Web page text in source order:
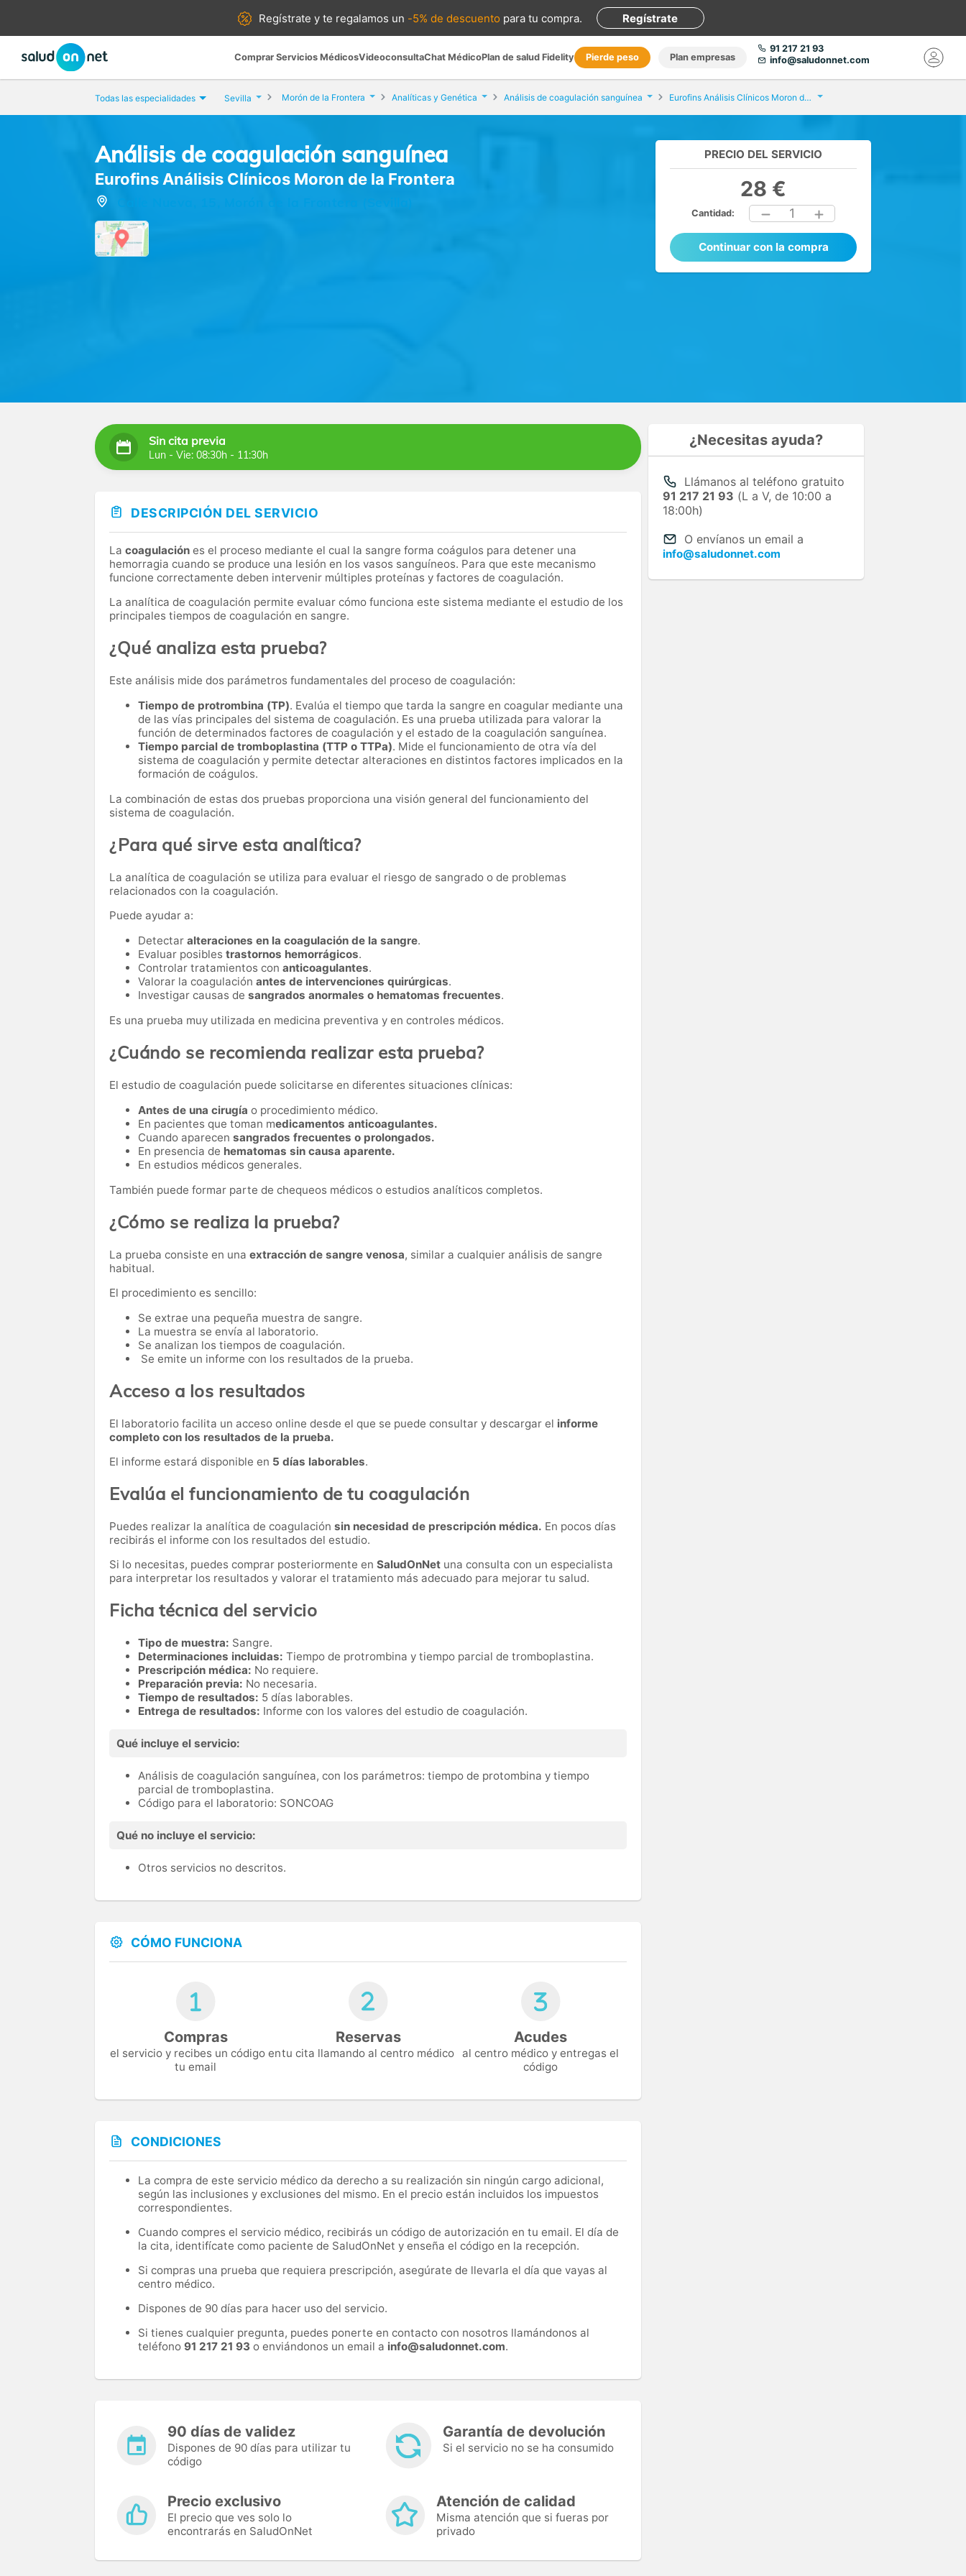
Regístrate yte regalamos un -5% de descuento para tu compra. Regístrate
Comprar Servicios MédicosVideoconsultaChat MédicoPlan de salud Fidelity Pierde peso Plan empresas
91 217 21 93
info@saludonnet.com
Todas las especialidades Sevilla Morón de la Frontera Analíticas y Genética Análisis de coagulación sanguínea Eurofins Análisis Clínicos Moron de la Frontera
Análisis de coagulación sanguínea
Eurofins Análisis Clínicos Moron de la Frontera
PRECIO DEL SERVICIO
28 €
Cantidad: 1
Continuar con la compra
Sin cita previa
Lun - Vie: 08:30h - 11:30h
DESCRIPCIÓN DEL SERVICIO
La coagulación es el proceso mediante el cual la sangre forma coágulos para detener una
hemorragia cuando se produce una lesión en los vasos sanguíneos. Para que este mecanismo
funcione correctamente deben intervenir múltiples proteínas y factores de coagulación.
La analítica de coagulación permite evaluar cómo funciona este sistema mediante el estudio de los
principales tiempos de coagulación en sangre.
¿Qué analiza esta prueba?
Este análisis mide dos parámetros fundamentales del proceso de coagulación:
Tiempo de protrombina (TP). Evalúa el tiempo que tarda la sangre en coagular mediante una
de las vías principales del sistema de coagulación. Es una prueba utilizada para valorar la
función de determinados factores de coagulación y el estado de la coagulación sanguínea.
Tiempo parcial de tromboplastina (TTP o TTPa). Mide el funcionamiento de otra vía del
sistema de coagulación y permite detectar alteraciones en distintos factores implicados en la
formación de coágulos.
La combinación de estas dos pruebas proporciona una visión general del funcionamiento del
sistema de coagulación.
¿Para qué sirve esta analítica?
La analítica de coagulación se utiliza para evaluar el riesgo de sangrado o de problemas
relacionados con la coagulación.
Puede ayudar a:
Detectar alteraciones en la coagulación de la sangre.
Evaluar posibles trastornos hemorrágicos.
Controlar tratamientos con anticoagulantes.
Valorar la coagulación antes de intervenciones quirúrgicas.
Investigar causas de sangrados anormales o hematomas frecuentes.
Es una prueba muy utilizada en medicina preventiva y en controles médicos.
¿Cuándo se recomienda realizar esta prueba?
El estudio de coagulación puede solicitarse en diferentes situaciones clínicas:
Antes de una cirugía o procedimiento médico.
En pacientes que toman medicamentos anticoagulantes.
Cuando aparecen sangrados frecuentes o prolongados.
En presencia de hematomas sin causa aparente.
En estudios médicos generales.
También puede formar parte de chequeos médicos o estudios analíticos completos.
¿Cómo se realiza la prueba?
La prueba consiste en una extracción de sangre venosa, similar a cualquier análisis de sangre
habitual.
El procedimiento es sencillo:
Se extrae una pequeña muestra de sangre.
La muestra se envía al laboratorio.
Se analizan los tiempos de coagulación.
Se emite un informe con los resultados de la prueba.
Acceso a los resultados
El laboratorio facilita un acceso online desde el que se puede consultar y descargar el informe
completo con los resultados de la prueba.
El informe estará disponible en 5 días laborables.
Evalúa el funcionamiento de tu coagulación
Puedes realizar la analítica de coagulación sin necesidad de prescripción médica. En pocos días
recibirás el informe con los resultados del estudio.
Si lo necesitas, puedes comprar posteriormente en SaludOnNet una consulta con un especialista
para interpretar los resultados y valorar el tratamiento más adecuado para mejorar tu salud.
Ficha técnica del servicio
Tipo de muestra: Sangre.
Determinaciones incluidas: Tiempo de protrombina y tiempo parcial de tromboplastina.
Prescripción médica: No requiere.
Preparación previa: No necesaria.
Tiempo de resultados: 5 días laborables.
Entrega de resultados: Informe con los valores del estudio de coagulación.
Qué incluye el servicio:
Análisis de coagulación sanguínea, con los parámetros: tiempo de protombina y tiempo
parcial de tromboplastina.
Código para el laboratorio: SONCOAG
Qué no incluye el servicio:
Otros servicios no descritos.
CÓMO FUNCIONA
Compras
el servicio y recibes un código en
tu email
Reservas
tu cita llamando al centro médico
Acudes
al centro médico y entregas el
código
CONDICIONES
La compra de este servicio médico da derecho a su realización sin ningún cargo adicional,
según las inclusiones y exclusiones del mismo. En el precio están incluidos los impuestos
correspondientes.
Cuando compres el servicio médico, recibirás un código de autorización en tu email. El día de
la cita, identifícate como paciente de SaludOnNet y enseña el código en la recepción.
Si compras una prueba que requiera prescripción, asegúrate de llevarla el día que vayas al
centro médico.
Dispones de 90 días para hacer uso del servicio.
Si tienes cualquier pregunta, puedes ponerte en contacto con nosotros llamándonos al
teléfono 91 217 21 93 o enviándonos un email a info@saludonnet.com.
90 días de validez
Dispones de 90 días para utilizar tu
código
Garantía de devolución
Si el servicio no se ha consumido
Precio exclusivo
El precio que ves solo lo
encontrarás en SaludOnNet
Atención de calidad
Misma atención que si fueras por
privado
¿Necesitas ayuda?
Llámanos al teléfono gratuito
91 217 21 93 (L a V, de 10:00 a
18:00h)
O envíanos un email a
info@saludonnet.com